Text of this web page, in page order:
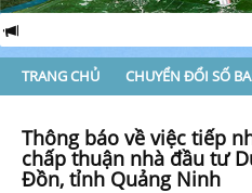
TRANG CHỦ CHUYỂN ĐỔI SỐ
Thông báo về việc tiếp
chấp thuận nhà đầu tư
Đồn, tỉnh Quảng Ninh